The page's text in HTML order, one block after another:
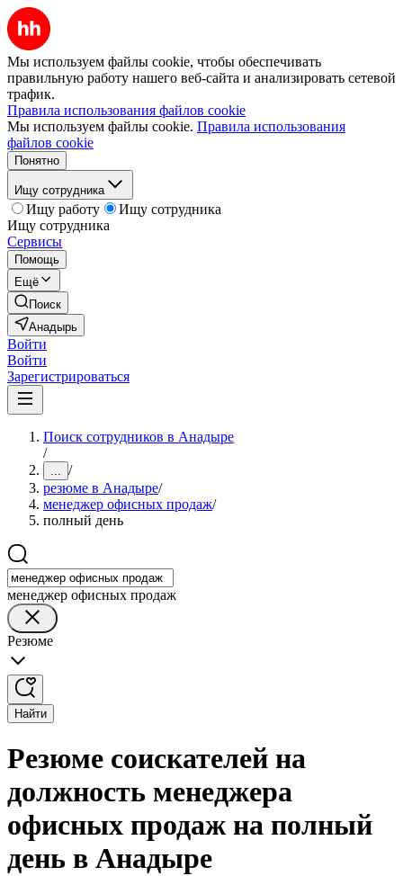
Мы используем файлы cookie, чтобы обеспечивать
правильную работу нашего веб-сайта и анализировать сетевой
трафик.
Правила использования файлов cookie
Мы используем файлы cookie. Правила использования
файлов cookie
Понятно
Ищу сотрудника
Ищу работу
Ищу сотрудника
Ищу сотрудника
Сервисы
Помощь
Ещё
Поиск
Анадырь
Войти
Войти
Зарегистрироваться
Поиск сотрудников в Анадыре
/
... /
резюме в Анадыре/
менеджер офисных продаж/
полный день
менеджер офисных продаж
Резюме
Найти
Резюме соискателей на
должность менеджера
офисных продаж на полный
день в Анадыре